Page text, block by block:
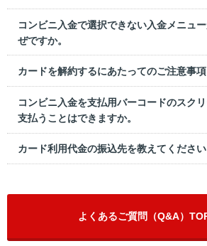
コンビニ入金で選択できない入金メニュ
ぜですか。
カードを解約するにあたってのご注意事
コンビニ入金を支払用バーコードのスク
支払うことはできますか。
カード利用代金の振込先を教えてください
よくあるご質問（Q&A）